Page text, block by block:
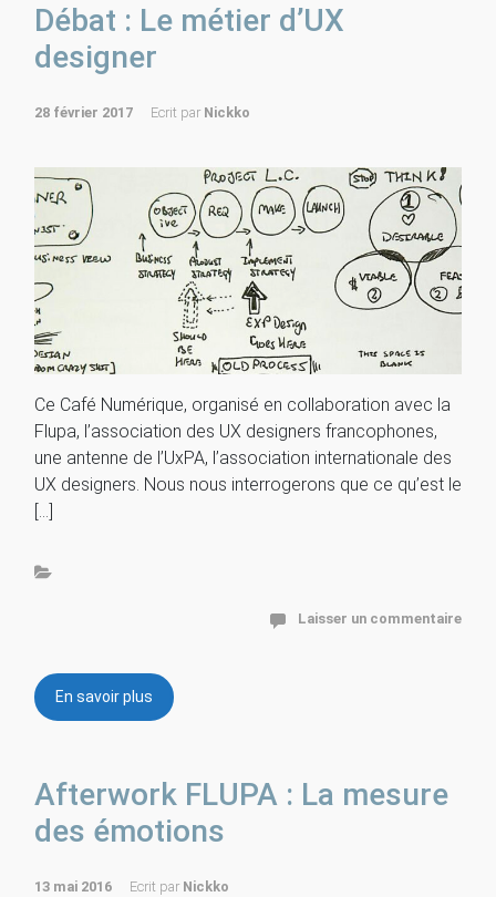
Débat : Le métier d’UX
designer
28 février 2017 Ecrit par Nickko
Ce Café Numérique, organisé en collaboration avec la
Flupa, l’association des UX designers francophones,
une antenne de l’UxPA, l’association internationale des
UX designers. Nous nous interrogerons que ce qu’est le
[…]
Laisser un commentaire
En savoir plus
Afterwork FLUPA : La mesure
des émotions
13 mai 2016 Ecrit par Nickko